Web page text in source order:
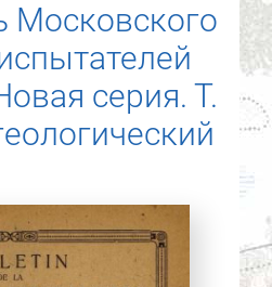
Московского
серия. Т.